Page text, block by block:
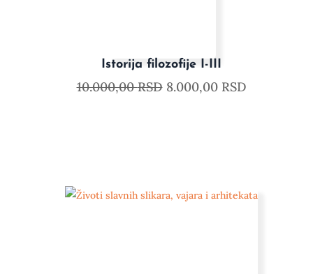
Istorija filozofije I-III
10.000,00RSD 8.000,00 RSD